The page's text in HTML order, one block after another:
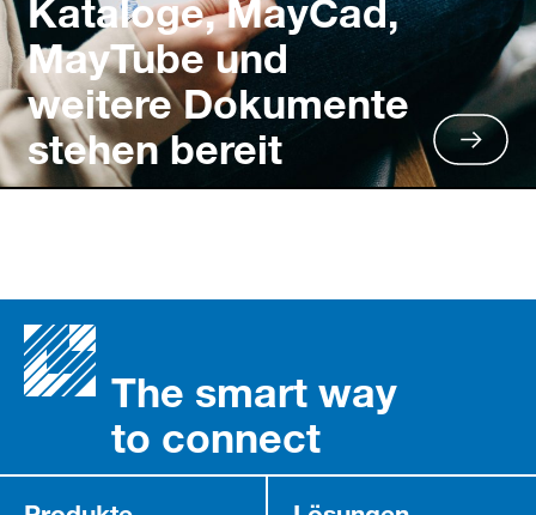
Kataloge, MayCad,
MayTube und
weitere Dokumente
stehen bereit
The smart way
to connect